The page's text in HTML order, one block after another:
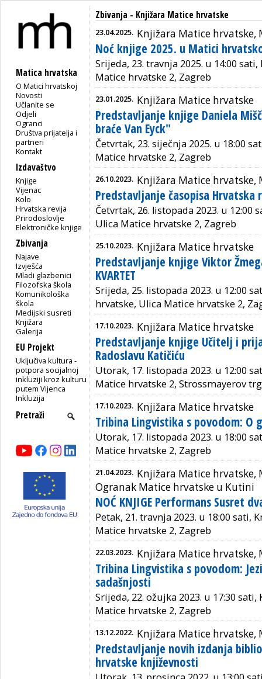
Matica hrvatska
O Matici hrvatskoj
Novosti
Učlanite se
Odjeli
Ogranci
Društva prijatelja i
partneri
Kontakt
Izdavaštvo
Knjige
Vijenac
Kolo
Hrvatska revija
Prirodoslovlje
Elektroničke knjige
Zbivanja
Najave
Izvješća
Mladi glazbenici
Filozofska škola
Komunikološka
škola
Medijski susreti
Knjižara
Galerija
EU Projekt
Uključiva kultura -
potpora socijalnoj
inkluziji kroz kulturu
putem Vijenca
Inkluzija
Zbivanja - Knjižara Matice hrvatske
23.04.2025. Knjižara Matice hrvatske,
Noć knjige 2025. u Matici
Srijeda, 23. travnja 2025. u 14:00
Matice hrvatske 2, Zagreb
23.01.2025. Knjižara Matice hrvatske
Predstavljanje knjige Daniela
braće Van Eyck"
Četvrtak, 23. siječnja 2025. u 18:00
Matice hrvatske 2, Zagreb
26.10.2023. Knjižara Matice hrvatske,
Predstavljanje časopisa Hrvatska
Četvrtak, 26. listopada 2023. u 12:00
Ulica Matice hrvatske 2, Zagreb
25.10.2023. Knjižara Matice hrvatske
Predstavljanje knjige Viktor
KVARTET
Srijeda, 25. listopada 2023. u 12:00
hrvatske, Ulica Matice hrvatske 2,
17.10.2023. Knjižara Matice hrvatske
Predstavljanje knjige Učitelj i
Radoslavu Katičiću
Utorak, 17. listopada 2023. u 12:00
Matice hrvatske 2, Strossmayerov
17.10.2023. Knjižara Matice hrvatske
Tribina Lingvistika s povodom:
Utorak, 17. listopada 2023. u 18:00
Matice hrvatske 2, Zagreb
21.04.2023. Knjižara Matice hrvatske,
Ogranak Matice hrvatske u Kutini
NOĆ KNJIGE Performans Susret
Petak, 21. travnja 2023. u 18:00 sati,
Matice hrvatske 2, Zagreb
22.03.2023. Knjižara Matice hrvatske,
Tribina Lingvistika s povodom:
sadašnjosti
Srijeda, 22. ožujka 2023. u 17:30
Matice hrvatske 2, Zagreb
13.12.2022. Knjižara Matice hrvatske,
Predstavljanje novih izdanja
hrvatske književnosti